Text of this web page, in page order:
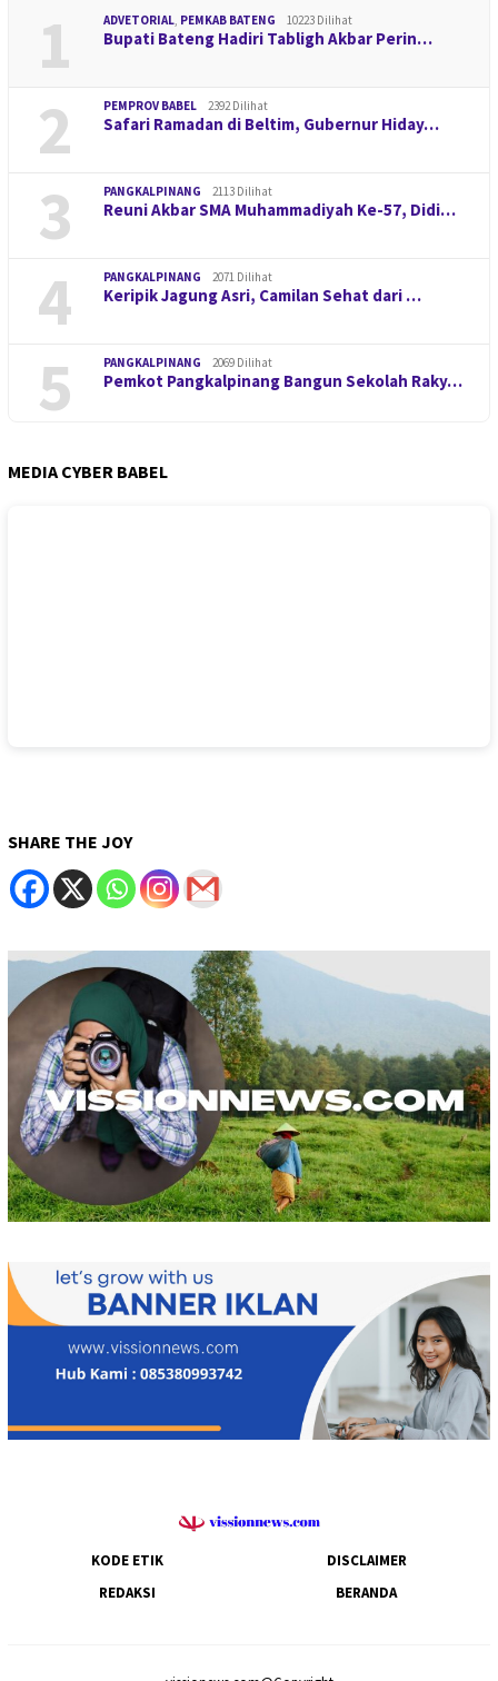
1 ADVETORIAL PEMKAB BATENG 10223 Dilihat
Bupati Bateng Hadiri Tabligh Akbar Perin…
2 PEMPROV BABEL 2392 Dilihat
Safari Ramadan di Beltim, Gubernur Hiday…
3 PANGKALPINANG 2113 Dilihat
Reuni Akbar SMA Muhammadiyah Ke-57, Didi…
4 PANGKALPINANG 2071 Dilihat
Keripik Jagung Asri, Camilan Sehat dari …
5 PANGKALPINANG 2069 Dilihat
Pemkot Pangkalpinang Bangun Sekolah Raky…
MEDIA CYBER BABEL
SHARE THE JOY
KODE ETIK
DISCLAIMER
REDAKSI
BERANDA